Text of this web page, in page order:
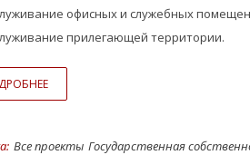
офисных и служебных
прилегающей территории.
Все проекты Государственная